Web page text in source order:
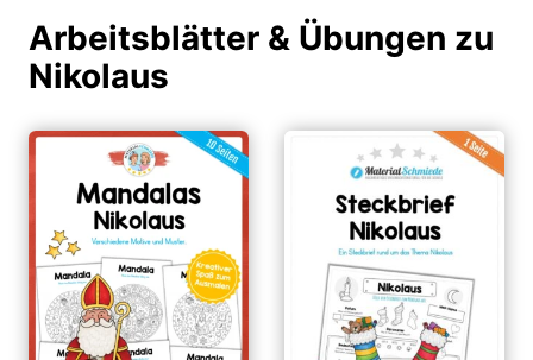
Arbeitsblätter & Übungen zu
Nikolaus